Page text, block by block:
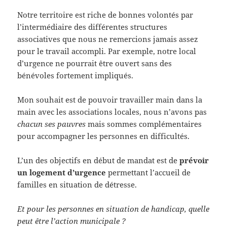
Notre territoire est riche de bonnes volontés par
l’intermédiaire des différentes structures
associatives que nous ne remercions jamais assez
pour le travail accompli. Par exemple, notre local
d’urgence ne pourrait être ouvert sans des
bénévoles fortement impliqués.
Mon souhait est de pouvoir travailler main dans la
main avec les associations locales, nous n’avons pas
chacun ses pauvres mais sommes complémentaires
pour accompagner les personnes en difficultés.
L’un des objectifs en début de mandat est deprévoir
un logement d’urgencepermettant l’accueil de
familles en situation de détresse.
Et pour les personnes en situation de handicap, quelle
peut être l’action municipale ?